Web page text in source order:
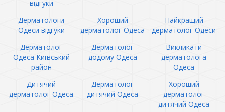
відгуки
Дерматологи
Одеси відгуки
Хороший
дерматолог Одеса
Найкращий
дерматолог Одеси
Дерматолог
Одеса Київський
район
Дерматолог
додому Одеса
Викликати
дерматолога
Одеса
Дитячий
дерматолог Одеса
Дерматолог
дитячий Одеса
Хороший
дерматолог
дитячий Одеса